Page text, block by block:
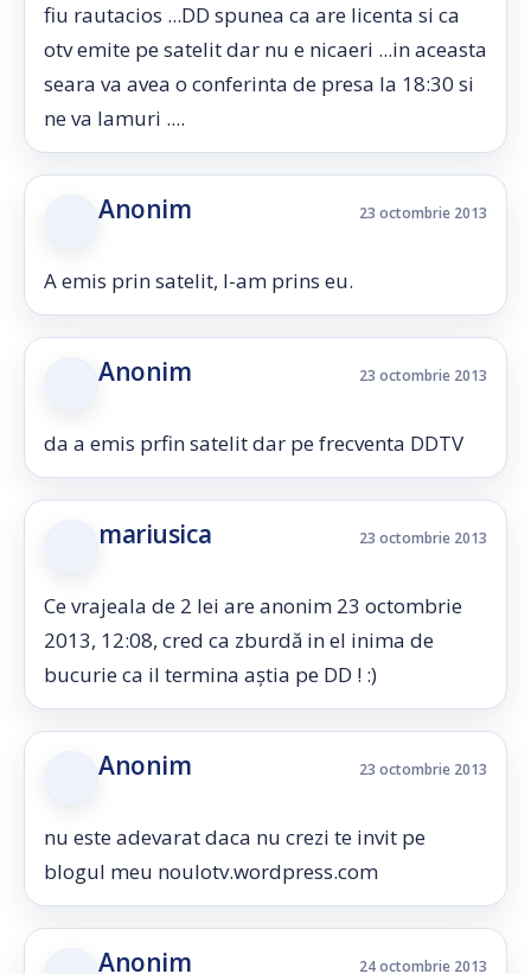
fiu rautacios ...DD spunea ca are licenta si ca
otv emite pe satelit dar nu e nicaeri ...in aceasta
seara va avea o conferinta de presa la 18:30 si
ne va lamuri ....
Anonim 23 octombrie 2013
A emis prin satelit, l-am prins eu.
Anonim 23 octombrie 2013
da a emis prfin satelit dar pe frecventa DDTV
mariusica 23 octombrie 2013
Ce vrajeala de 2 lei are anonim 23 octombrie
2013, 12:08, cred ca zburdă in el inima de
bucurie ca il termina aștia pe DD ! :)
Anonim 23 octombrie 2013
nu este adevarat daca nu crezi te invit pe
blogul meu noulotv.wordpress.com
Anonim 24 octombrie 2013